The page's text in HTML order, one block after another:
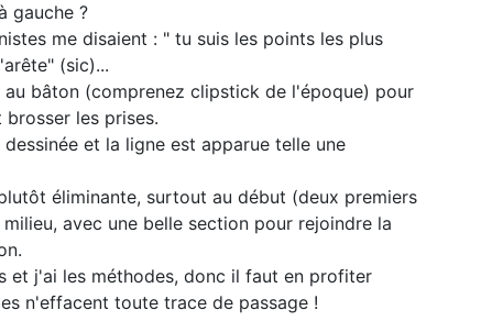
gauche ?
me disaient : " tu suis les points les plus
(sic)...
bâton (comprenez clipstick de l'époque) pour
les prises.
et la ligne est apparue telle une
éliminante, surtout au début (deux premiers
avec une belle section pour rejoindre la
et j'ai les méthodes, donc il faut en profiter
n'effacent toute trace de passage !